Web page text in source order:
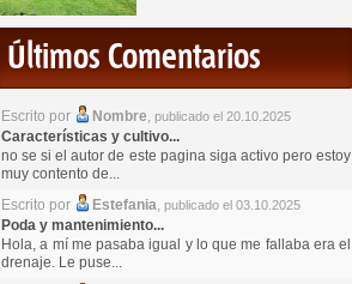
Últimos Comentarios
Escrito por Nombre, publicado el 20.10.2025
Características y cultivo...
no se si el autor de este pagina siga activo pero estoy
muy contento de...
Escrito por
Estefania, publicado el 03.10.2025
Poda y mantenimiento...
Hola, a mí me pasaba igual y lo que me fallaba era el
drenaje. Le puse...